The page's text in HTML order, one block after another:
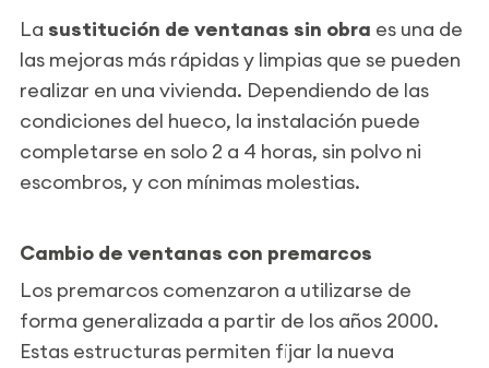
La sustitución de ventanas sin obra es una de
las mejoras más rápidas y limpias que se pueden
realizar en una vivienda. Dependiendo de las
condiciones del hueco, la instalación puede
completarse en solo 2 a 4 horas, sin polvo ni
escombros, y con mínimas molestias.
Cambio de ventanas con premarcos
Los premarcos comenzaron a utilizarse de
forma generalizada a partir de los años 2000.
Estas estructuras permiten fijar la nueva